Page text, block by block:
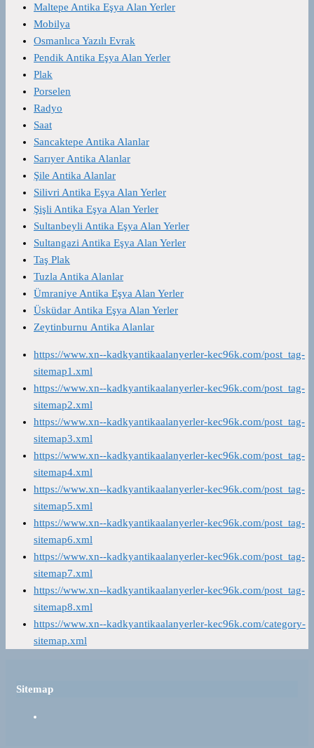
Maltepe Antika Eşya Alan Yerler
Mobilya
Osmanlıca Yazılı Evrak
Pendik Antika Eşya Alan Yerler
Plak
Porselen
Radyo
Saat
Sancaktepe Antika Alanlar
Sarıyer Antika Alanlar
Şile Antika Alanlar
Silivri Antika Eşya Alan Yerler
Şişli Antika Eşya Alan Yerler
Sultanbeyli Antika Eşya Alan Yerler
Sultangazi Antika Eşya Alan Yerler
Taş Plak
Tuzla Antika Alanlar
Ümraniye Antika Eşya Alan Yerler
Üsküdar Antika Eşya Alan Yerler
Zeytinburnu Antika Alanlar
https://www.xn--kadkyantikaalanyerler-kec96k.com/post_tag-
sitemap1.xml
https://www.xn--kadkyantikaalanyerler-kec96k.com/post_tag-
sitemap2.xml
https://www.xn--kadkyantikaalanyerler-kec96k.com/post_tag-
sitemap3.xml
https://www.xn--kadkyantikaalanyerler-kec96k.com/post_tag-
sitemap4.xml
https://www.xn--kadkyantikaalanyerler-kec96k.com/post_tag-
sitemap5.xml
https://www.xn--kadkyantikaalanyerler-kec96k.com/post_tag-
sitemap6.xml
https://www.xn--kadkyantikaalanyerler-kec96k.com/post_tag-
sitemap7.xml
https://www.xn--kadkyantikaalanyerler-kec96k.com/post_tag-
sitemap8.xml
https://www.xn--kadkyantikaalanyerler-kec96k.com/category-
sitemap.xml
Sitemap